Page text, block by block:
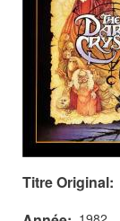
Titre Original